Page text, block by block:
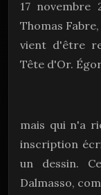
17 novembre
Thomas
vient d'être
Tête d'Or.
mais qui n'a
inscription
un dessin.
Dalmasso,